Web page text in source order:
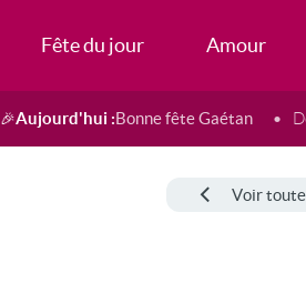
Fête du jour Amour
🎉Aujourd'hui :Bonne fête Gaétan
Voir